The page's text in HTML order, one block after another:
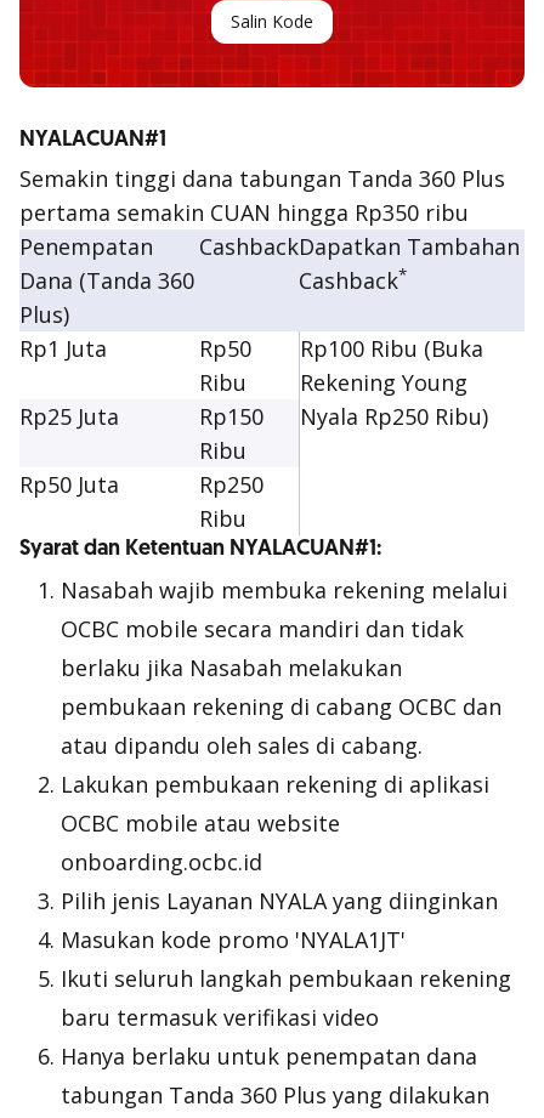
Salin Kode
NYALACUAN#1
Semakin tinggi dana tabungan Tanda 360 Plus
pertama semakin CUAN hingga Rp350 ribu
Penempatan
Dana (Tanda 360
Plus)
CashbackDapatkan Tambahan
Cashback*
Rp1 Juta
Rp50
Ribu
Rp100 Ribu (Buka
Rekening Young
Nyala Rp250 Ribu)
Rp25 Juta
Rp150
Ribu
Rp50 Juta
Rp250
Ribu
Syarat dan Ketentuan NYALACUAN#1:
Nasabah wajib membuka rekening melalui
OCBC mobile secara mandiri dan tidak
berlaku jika Nasabah melakukan
pembukaan rekening di cabang OCBC dan
atau dipandu oleh sales di cabang.
Lakukan pembukaan rekening di aplikasi
OCBC mobile atau website
onboarding.ocbc.id
Pilih jenis Layanan NYALA yang diinginkan
Masukan kode promo 'NYALA1JT'
Ikuti seluruh langkah pembukaan rekening
baru termasuk verifikasi video
Hanya berlaku untuk penempatan dana
tabungan Tanda 360 Plus yang dilakukan